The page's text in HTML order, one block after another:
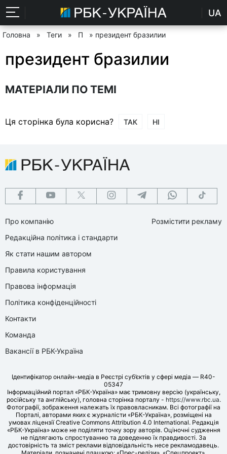
UA
Головна » Теги » П » президент бразилии
президент бразилии
МАТЕРІАЛИ ПО ТЕМІ
Ця сторінка була корисна? ТАК НІ
Про компанію
Редакційна політика і стандарти
Як стати нашим автором
Правила користування
Правова інформація
Політика конфіденційності
Контакти
Команда
Вакансії в РБК-Україна
Розмістити рекламу
Ідентифікатор онлайн-медіа в Реєстрі суб’єктів у сфері медіа — R40-
05347
Інформаційний портал «РБК-Україна» має тримовну версію (українську,
російську та англійську), головна сторінка порталу - https://www.rbc.ua.
Фотографії, зображення належать їх правовласникам. Всі фотографії на
Порталі, авторами яких є журналісти «РБК-Україна», розміщені на
умовах ліцензії Creative Commons Attribution 4.0 International. Редакція
«РБК-Україна» може не поділяти точку зору авторів. Оціночні судження
не підлягають спростуванню та доведенню їх правдивості. За
достовірність та зміст реклами відповідальність несе рекламодавець.